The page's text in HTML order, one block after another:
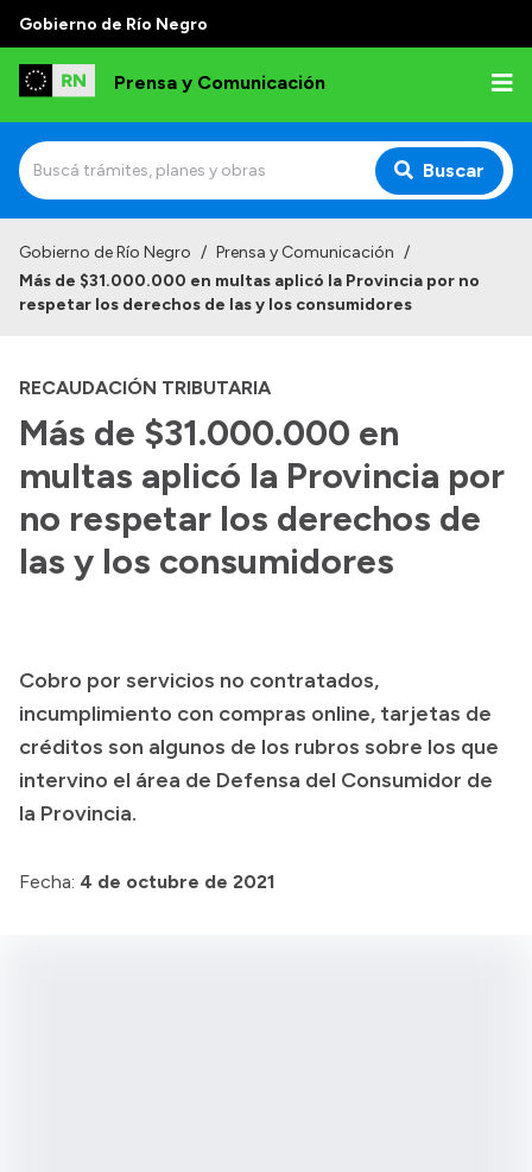
Gobierno de Río Negro
Prensa y Comunicación
Buscar
Institucional
Referentes de prensa
Archivo de noticias
Transparencia
Presupuesto
Consulta de expedientes
Consulta de pago a proveedores
Convocatorias
Intranet
Gobierno de Río Negro / Prensa y Comunicación /
Más de $31.000.000 en multas aplicó la Provincia por no
respetar los derechos de las y los consumidores
RECAUDACIÓN TRIBUTARIA
Más de $31.000.000 en
multas aplicó la Provincia por
no respetar los derechos de
las y los consumidores
Cobro por servicios no contratados,
incumplimiento con compras online, tarjetas de
créditos son algunos de los rubros sobre los que
intervino el área de Defensa del Consumidor de
la Provincia.
Fecha: 4 de octubre de 2021